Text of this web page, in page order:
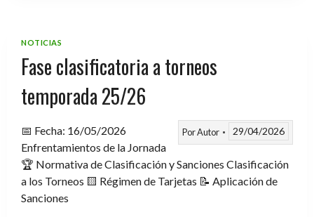
NOTICIAS
Fase clasificatoria a torneos
temporada 25/26
PorAutor 29/04/2026
📅 Fecha: 16/05/2026
Enfrentamientos de la Jornada
🏆 Normativa de Clasificación y Sanciones Clasificación
a los Torneos 🟨 Régimen de Tarjetas 📝 Aplicación de
Sanciones